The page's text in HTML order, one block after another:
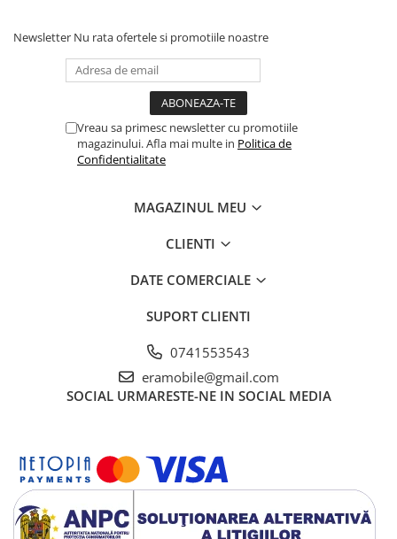
Newsletter Nu rata ofertele si promotiile noastre
Vreau sa primesc newsletter cu promotiile
magazinului. Afla mai multe in Politica de
Confidentialitate
MAGAZINUL MEU
CLIENTI
DATE COMERCIALE
SUPORT CLIENTI
0741553543
eramobile@gmail.com
SOCIAL URMARESTE-NE IN SOCIAL MEDIA